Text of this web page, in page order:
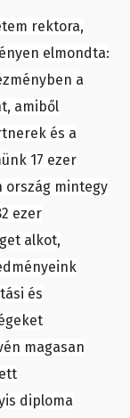
rektora,
elmondta:
a
amiből
és a
17 ezer
ország mintegy
ezer
alkot,
és
magasan
diploma